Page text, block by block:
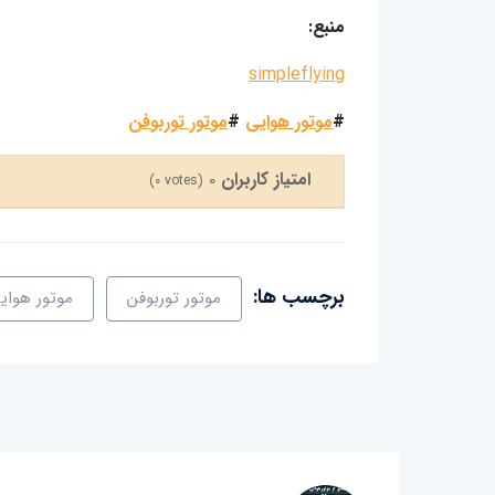
منبع:
simpleflying
#موتور هوایی #موتور توربوفن
امتیاز کاربران 0
(0 votes)
برچسب ها: موتور توربوفن موتور